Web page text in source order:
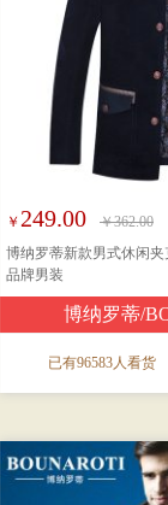
￥ 249.00
￥362.00
博纳罗蒂新款男式休闲
品牌男装
博纳罗蒂/
已有96583人看货